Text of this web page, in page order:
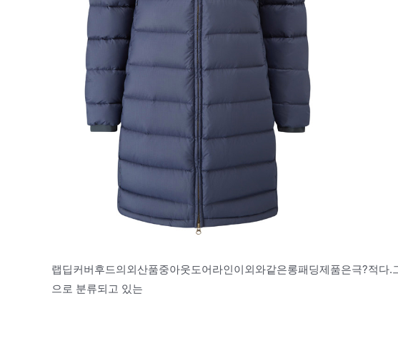
랩딥커버후드의외산품중아웃도어라인이외와같은롱패딩제품은극?적다
으로 분류되고 있는